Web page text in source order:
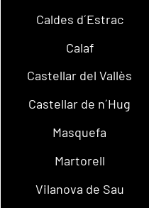
Caldes d´Estrac
Calaf
Castellar del Vallès
Castellar de n´Hug
Masquefa
Martorell
Vilanova de Sau